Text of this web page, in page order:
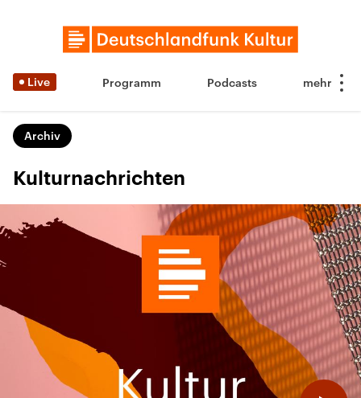
Live Programm Podcasts
Archiv
Kulturnachrichten